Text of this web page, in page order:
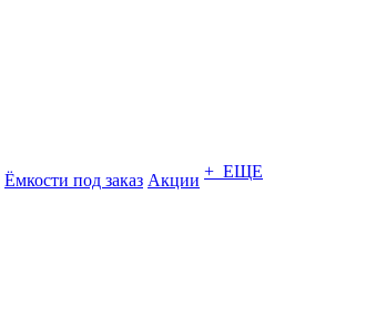
Ёмкости под заказ Акции + ЕЩЕ